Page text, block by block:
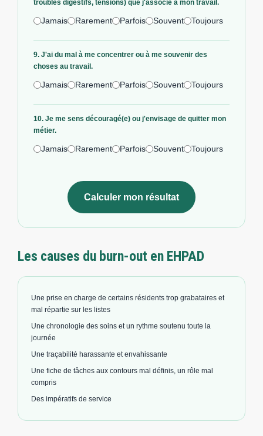
troubles digestifs, tensions) que j'associe à mon travail.
Jamais Rarement Parfois Souvent Toujours
9. J'ai du mal à me concentrer ou à me souvenir des
choses au travail.
Jamais Rarement Parfois Souvent Toujours
10. Je me sens découragé(e) ou j'envisage de quitter mon
métier.
Jamais Rarement Parfois Souvent Toujours
Calculer mon résultat
Les causes du burn-out en EHPAD
Une prise en charge de certains résidents trop grabataires et
mal répartie sur les listes
Une chronologie des soins et un rythme soutenu toute la
journée
Une traçabilité harassante et envahissante
Une fiche de tâches aux contours mal définis, un rôle mal
compris
Des impératifs de service